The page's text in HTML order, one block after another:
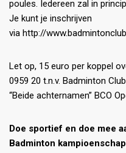
poules. Iedereen zal in
Je kunt je inschrijven
via http://
Let op, 15 euro per koppel
0959 20 t.n.v. Badminton
“Beide achternamen” BCO
Doe sportief en doe mee
Badminton